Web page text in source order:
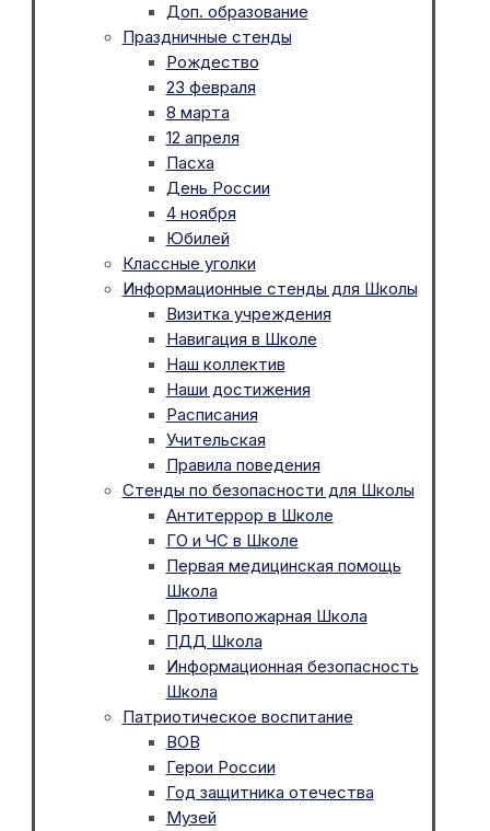
Доп. образование
Праздничные стенды
Рождество
23 февраля
8 марта
12 апреля
Пасха
День России
4 ноября
Юбилей
Классные уголки
Информационные стенды для Школы
Визитка учреждения
Навигация в Школе
Наш коллектив
Наши достижения
Расписания
Учительская
Правила поведения
Стенды по безопасности для Школы
Антитеррор в Школе
ГО и ЧС в Школе
Первая медицинская помощь
Школа
Противопожарная Школа
ПДД Школа
Информационная безопасность
Школа
Патриотическое воспитание
ВОВ
Герои России
Год защитника отечества
Музей